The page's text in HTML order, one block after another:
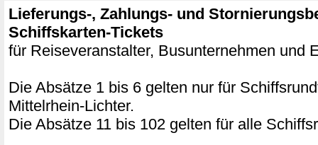
Lieferungs-, Zahlungs- und
Schiffskarten-Tickets
für Reiseveranstalter, Busunternehmen und
Die Absätze 1 bis 6 gelten nur für
Mittelrhein-Lichter.
Die Absätze 11 bis 102 gelten für alle